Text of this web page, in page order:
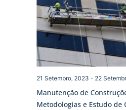
Manutenção de
Metodologias e Estudo de
21 Setembro, 2023 - 22